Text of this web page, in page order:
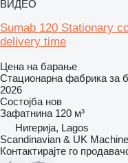
ВИДЕО
Sumab 120 Stationary
delivery time
Цена на барање
Стационарна фабрика за
2026
Состојба нов
Зафатнина 120 м³
Нигерија, Lagos
Scandinavian & UK
Контактирајте го